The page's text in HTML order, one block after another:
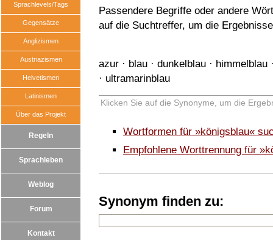
Sprachlevels/Tags
Gegensätze
Anglizismen
Austriazismen
Helvetismen
Latinismen
Über das Projekt
Regeln
Sprachleben
Weblog
Forum
Kontakt
Passendere Begriffe oder andere
auf die Suchtreffer, um die
azur · blau · dunkelblau · himmelblau
· ultramarinblau
Klicken Sie auf die Synonyme, um die
Wortformen für »königsblau«
Empfohlene Worttrennung für
Synonym finden zu: